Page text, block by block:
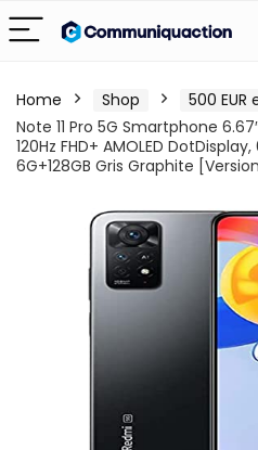
Home Shop 500 EUR
Note 11 Pro 5G Smartphone
120Hz FHD+ AMOLED
6G+128GB Gris Graphite